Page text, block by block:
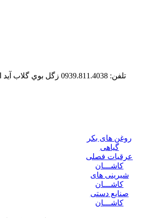
تلفن: 0939.811.4038 زگل بوي گلاب
روغن های بکر
گیاهی
عرقیات فصلی
کاشـــان
شیرینی های
کاشـــان
صنایع دستی
کاشـــان